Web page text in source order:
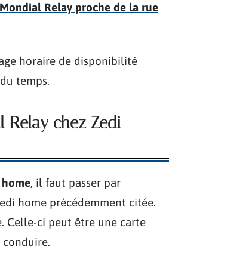
Relay proche de la rue
horaire de disponibilité
temps.
Relay chez Zedi
, il faut passer par
home précédemment citée.
Celle-ci peut être une carte